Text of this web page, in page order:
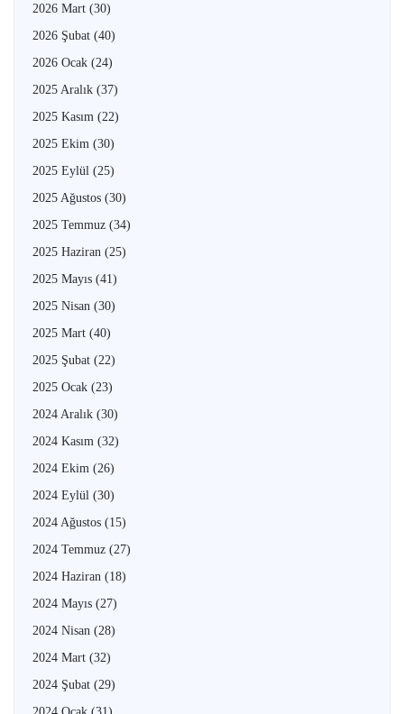
2026 Mart (30)
2026 Şubat (40)
2026 Ocak (24)
2025 Aralık (37)
2025 Kasım (22)
2025 Ekim (30)
2025 Eylül (25)
2025 Ağustos (30)
2025 Temmuz (34)
2025 Haziran (25)
2025 Mayıs (41)
2025 Nisan (30)
2025 Mart (40)
2025 Şubat (22)
2025 Ocak (23)
2024 Aralık (30)
2024 Kasım (32)
2024 Ekim (26)
2024 Eylül (30)
2024 Ağustos (15)
2024 Temmuz (27)
2024 Haziran (18)
2024 Mayıs (27)
2024 Nisan (28)
2024 Mart (32)
2024 Şubat (29)